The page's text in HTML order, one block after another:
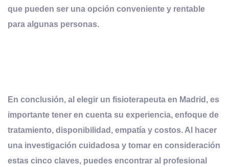
que pueden ser una opción conveniente y rentable
para algunas personas.
En conclusión, al elegir un fisioterapeuta en Madrid, es
importante tener en cuenta su experiencia, enfoque de
tratamiento, disponibilidad, empatía y costos. Al hacer
una investigación cuidadosa y tomar en consideración
estas cinco claves, puedes encontrar al profesional